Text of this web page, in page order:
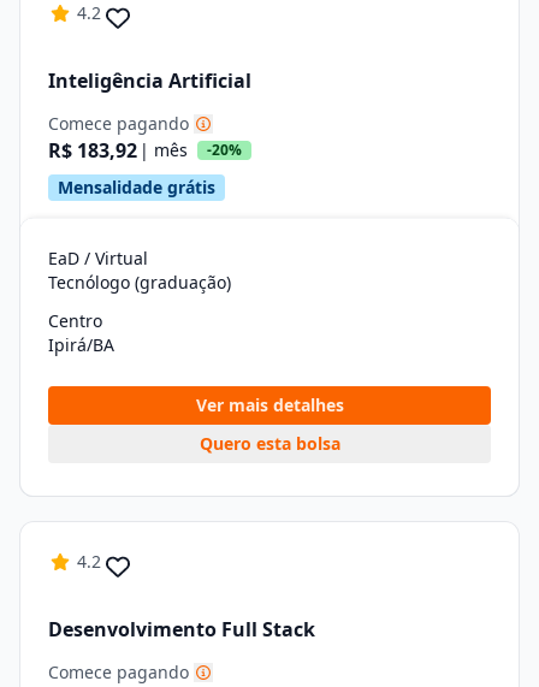
4.2
Inteligência Artificial
Comece pagando
R$ 183,92 | mês -20%
Mensalidade grátis
EaD / Virtual
Tecnólogo (graduação)
Centro
Ipirá/BA
Ver mais detalhes
Quero esta bolsa
4.2
Desenvolvimento Full Stack
Comece pagando